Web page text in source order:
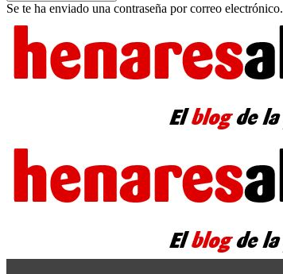
Se te ha enviado una contraseña por correo electrónico.